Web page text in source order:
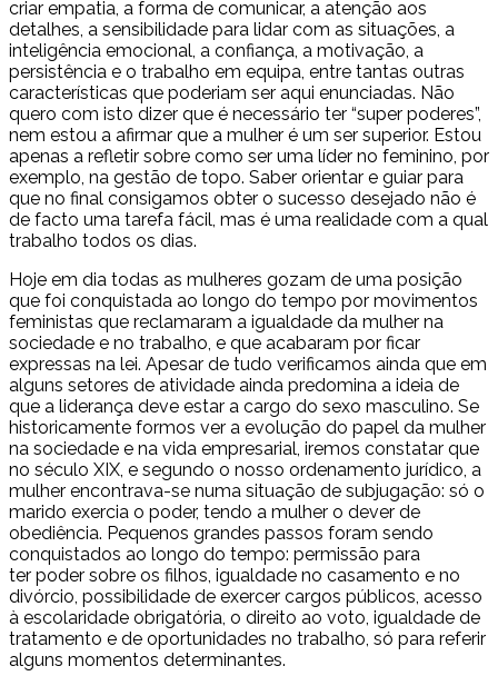
criar empatia, a forma de comunicar, a atenção aos
detalhes, a sensibilidade para lidar com as situações, a
inteligência emocional, a confiança, a motivação, a
persistência e o trabalho em equipa, entre tantas outras
características que poderiam ser aqui enunciadas. Não
quero com isto dizer que é necessário ter “super poderes”,
nem estou a afirmar que a mulher é um ser superior. Estou
apenas a refletir sobre como ser uma líder no feminino, por
exemplo, na gestão de topo. Saber orientar e guiar para
que no final consigamos obter o sucesso desejado não é
de facto uma tarefa fácil, mas é uma realidade com a qual
trabalho todos os dias.
Hoje em dia todas as mulheres gozam de uma posição
que foi conquistada ao longo do tempo por movimentos
feministas que reclamaram a igualdade da mulher na
sociedade e no trabalho, e que acabaram por ficar
expressas na lei. Apesar de tudo verificamos ainda que em
alguns setores de atividade ainda predomina a ideia de
que a liderança deve estar a cargo do sexo masculino. Se
historicamente formos ver a evolução do papel da mulher
na sociedade e na vida empresarial, iremos constatar que
no século XIX, e segundo o nosso ordenamento jurídico, a
mulher encontrava-se numa situação de subjugação: só o
marido exercia o poder, tendo a mulher o dever de
obediência. Pequenos grandes passos foram sendo
conquistados ao longo do tempo: permissão para
ter poder sobre os filhos, igualdade no casamento e no
divórcio, possibilidade de exercer cargos públicos, acesso
à escolaridade obrigatória, o direito ao voto, igualdade de
tratamento e de oportunidades no trabalho, só para referir
alguns momentos determinantes.